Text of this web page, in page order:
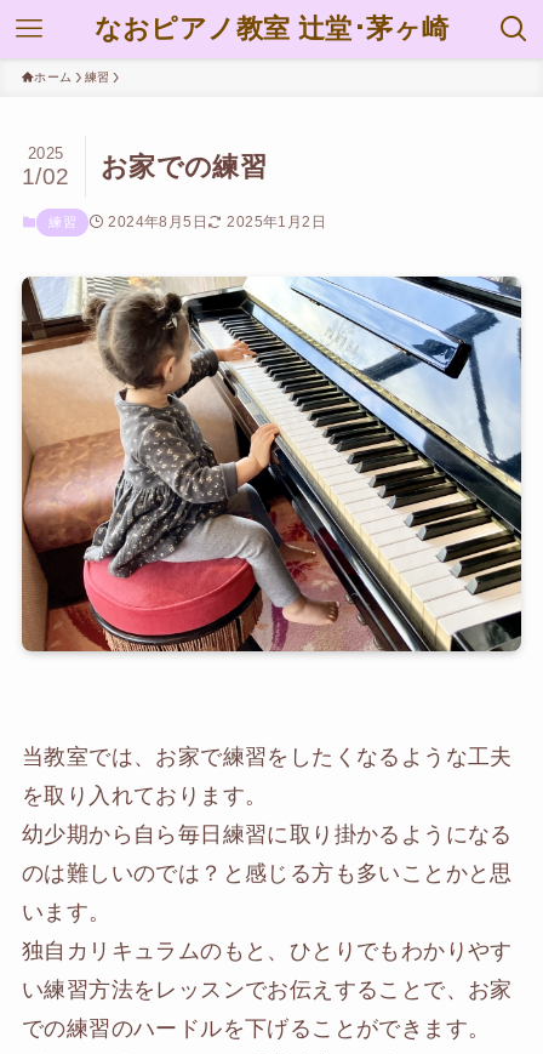
なおピアノ教室 辻堂･茅ヶ崎
ホーム 練習
お家での練習
2025
1/02
練習 2024年8月5日 2025年1月2日
当教室では、お家で練習をしたくなるような工夫
を取り入れております。
幼少期から自ら毎日練習に取り掛かるようになる
のは難しいのでは？と感じる方も多いことかと思
います。
独自カリキュラムのもと、ひとりでもわかりやす
い練習方法をレッスンでお伝えすることで、お家
での練習のハードルを下げることができます。